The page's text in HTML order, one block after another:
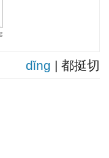
dǐnɡ | 都挺切